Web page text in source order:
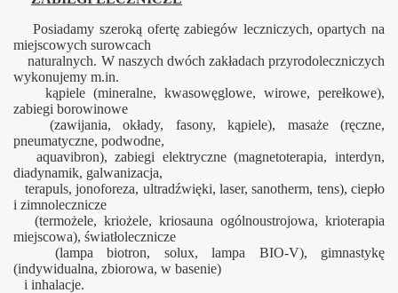
Posiadamy szeroką ofertę zabiegów leczniczych, opartych na
miejscowych surowcach
naturalnych. W naszych dwóch zakładach przyrodoleczniczych
wykonujemy m.in.
kąpiele (mineralne, kwasowęglowe, wirowe, perełkowe),
zabiegi borowinowe
(zawijania, okłady, fasony, kąpiele), masaże (ręczne,
pneumatyczne, podwodne,
aquavibron), zabiegi elektryczne (magnetoterapia, interdyn,
diadynamik, galwanizacja,
terapuls, jonoforeza, ultradźwięki, laser, sanotherm, tens), ciepło
i zimnolecznicze
(termożele, kriożele, kriosauna ogólnoustrojowa, krioterapia
miejscowa), światłolecznicze
(lampa biotron, solux, lampa BIO-V), gimnastykę
(indywidualna, zbiorowa, w basenie)
i inhalacje.